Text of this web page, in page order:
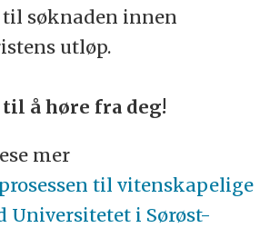
til søknaden innen
utløp.
å høre fra deg!
mer
til vitenskapelige
Universitetet i Sørøst-